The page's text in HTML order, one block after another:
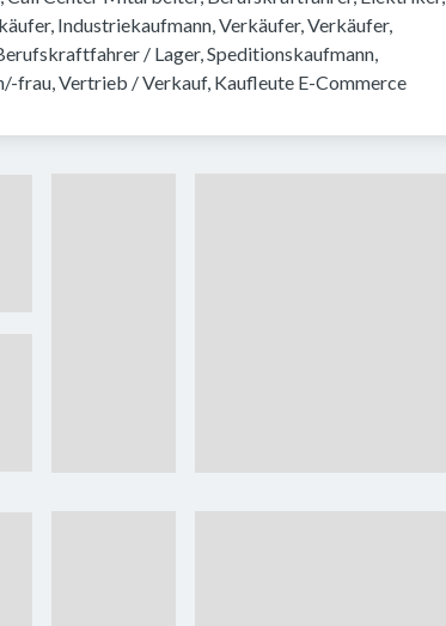
Industriekaufmann, Verkäufer, Verkäufer,
/ Lager, Speditionskaufmann,
frau, Vertrieb / Verkauf, Kaufleute E-Commerce